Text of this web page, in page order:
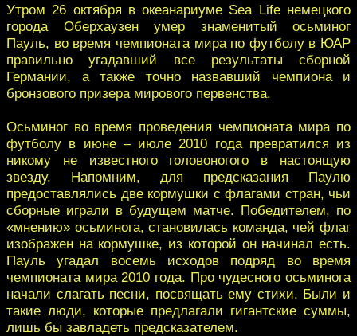
Утром 26 октября в океанариуме Sea Life немецкого
города Оберхаузен умер знаменитый осьминог
Пауль, во время чемпионата мира по футболу в ЮАР
правильно угадавший все результаты сборной
Германии, а также точно назвавший чемпиона и
бронзового призера мирового первенства.
Осьминог во время проведения чемпионата мира по
футболу в июне – июле 2010 года превратился из
никому не известного головоногого в настоящую
звезду. Напомним, для предсказания Паулю
предоставлялись две кормушки с флагами стран, чьи
сборные играли в будущем матче. Победителем, по
«мнению» осьминога, становилась команда, чей флаг
изображен на кормушке, из которой он начинал есть.
Пауль угадал восемь исходов подряд во время
чемпионата мира 2010 года. Про чудесного осьминога
начали слагать песни, посвящать ему стихи. Были и
такие люди, которые предлагали гигантские суммы,
лишь бы завладеть предсказателем.